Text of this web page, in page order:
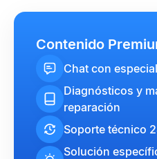
Contenido
Chat con
Diagnósticos y
reparación
Soporte técnico
Solución